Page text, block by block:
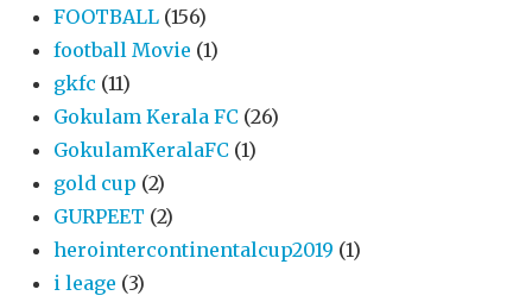
FOOTBALL (156)
football Movie (1)
gkfc (11)
Gokulam Kerala FC (26)
GokulamKeralaFC (1)
gold cup (2)
GURPEET (2)
herointercontinentalcup2019 (1)
i leage (3)